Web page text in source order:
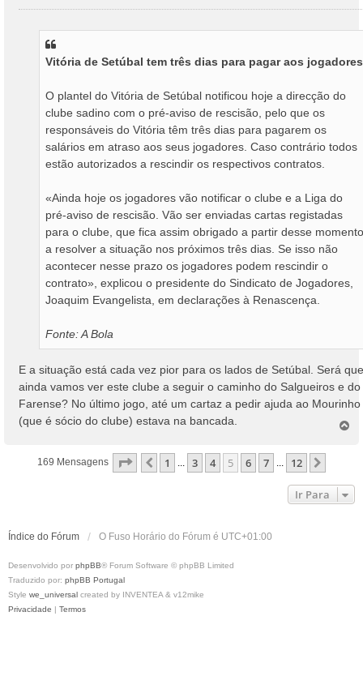
e
Vitória de Setúbal tem três dias para pagar aos jogadores
O plantel do Vitória de Setúbal notificou hoje a direcção do
clube sadino com o pré-aviso de rescisão, pelo que os
responsáveis do Vitória têm três dias para pagarem os
salários em atraso aos seus jogadores. Caso contrário todos
estão autorizados a rescindir os respectivos contratos.
«Ainda hoje os jogadores vão notificar o clube e a Liga do
pré-aviso de rescisão. Vão ser enviadas cartas registadas
para o clube, que fica assim obrigado a partir desse momento
a resolver a situação nos próximos três dias. Se isso não
acontecer nesse prazo os jogadores podem rescindir o
contrato», explicou o presidente do Sindicato de Jogadores,
Joaquim Evangelista, em declarações à Renascença.
Fonte: A Bola
E a situação está cada vez pior para os lados de Setúbal. Será que
ainda vamos ver este clube a seguir o caminho do Salgueiros e do
Farense? No último jogo, até um cartaz a pedir ajuda ao Mourinho
(que é sócio do clube) estava na bancada.
169 Mensagens Página De12
Anterior
1 3 4 5 6 7 12
Ir Para
Índice do Fórum O Fuso Horário do Fórum é UTC+01:00
Desenvolvido por phpBB® Forum Software © phpBB Limited
Traduzido por: phpBB Portugal
Style we_universal created by INVENTEA & v12mike
Privacidade | Termos